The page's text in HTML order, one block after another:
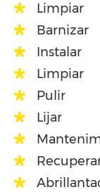
Limpiar
Barnizar
Instalar
Limpiar
Pulir
Lijar